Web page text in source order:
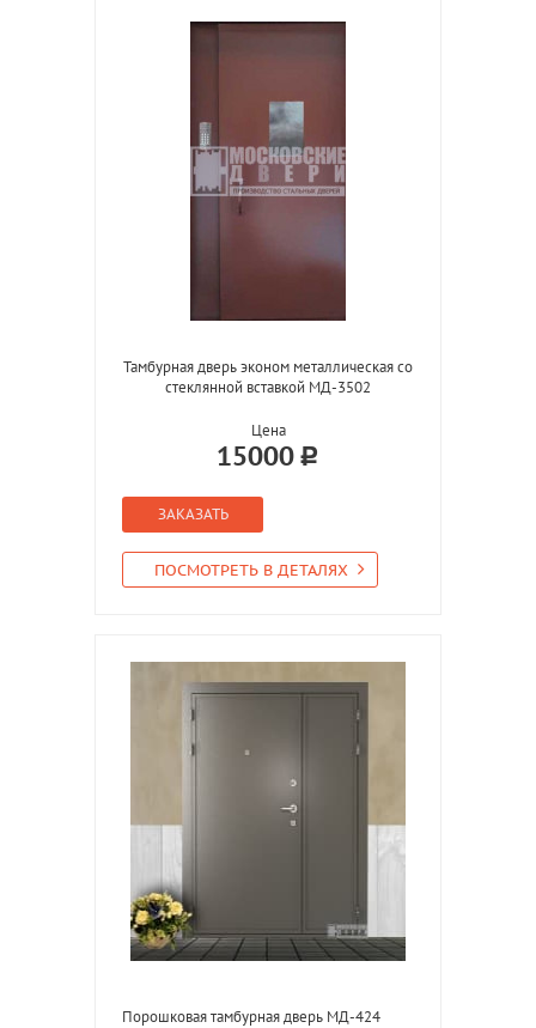
Тамбурная дверь эконом металлическая со
стеклянной вставкой МД-3502
Цена
15000
ЗАКАЗАТЬ
ПОСМОТРЕТЬ В ДЕТАЛЯХ
Порошковая тамбурная дверь МД-424